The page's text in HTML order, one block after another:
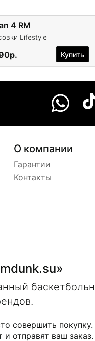
4 RM
Lifestyle
Купить
О компании
Гарантии
Контакты
совершить
отправят ваш